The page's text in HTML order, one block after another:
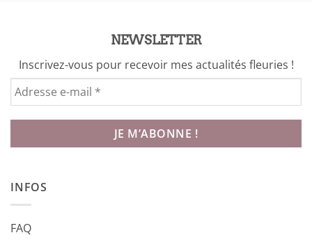
NEWSLETTER
Inscrivez-vous pour recevoir mes actualités fleuries !
INFOS
FAQ